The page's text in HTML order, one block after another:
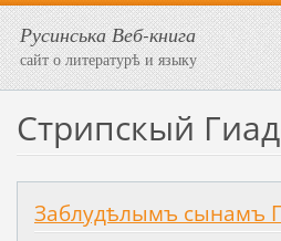
Русинська Веб-книга
сайт о литературѣ и языку
Стрипскый
Заблудѣлымъ сынамъ